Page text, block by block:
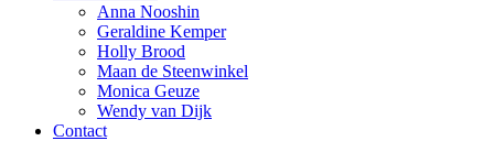
Anna Nooshin
Geraldine Kemper
Holly Brood
Maan de Steenwinkel
Monica Geuze
Wendy van Dijk
Contact